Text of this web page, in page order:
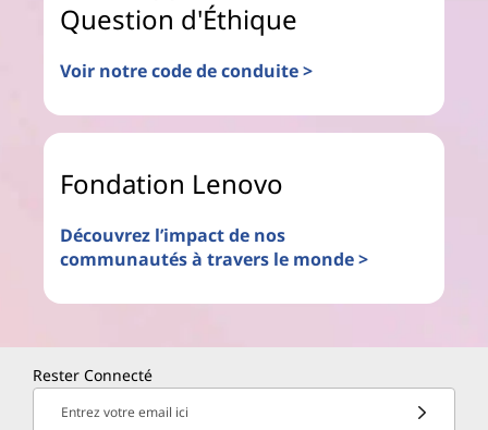
Question d'Éthique
Voir notre code de conduite >
Fondation Lenovo
Découvrez l’impact de nos
communautés à travers le monde >
Rester Connecté
Entrez votre email ici